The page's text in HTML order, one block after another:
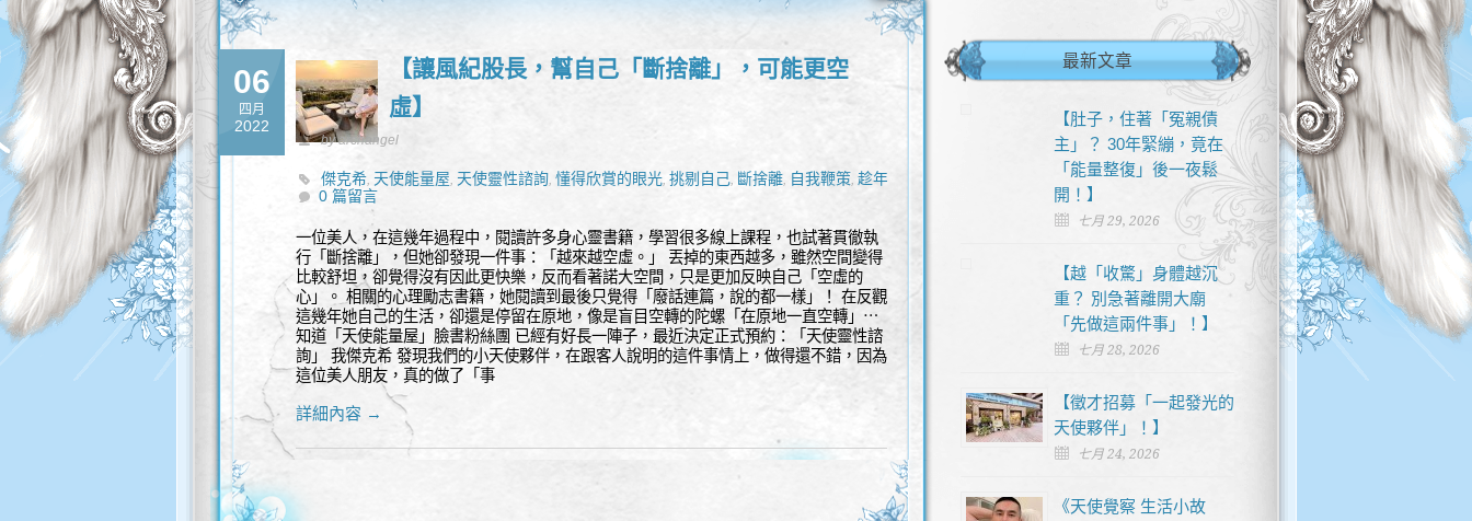
06
四月
2022
【讓風紀股長，幫自己「斷捨離」，可能更空
虛】
by archangel
傑克希, 天使能量屋, 天使靈性諮詢, 懂得欣賞的眼光, 挑剔自己, 斷捨離, 自我鞭策, 趁年輕
要努力,逼自己前進
0 篇留言
一位美人，在這幾年過程中，閱讀許多身心靈書籍，學習很多線上課程，也試著貫徹執
行「斷捨離」，但她卻發現一件事：「越來越空虛。」 丟掉的東西越多，雖然空間變得
比較舒坦，卻覺得沒有因此更快樂，反而看著諾大空間，只是更加反映自己「空虛的
心」。 相關的心理勵志書籍，她閱讀到最後只覺得「廢話連篇，說的都一樣」！ 在反觀
這幾年她自己的生活，卻還是停留在原地，像是盲目空轉的陀螺「在原地一直空轉」⋯
知道「天使能量屋」臉書粉絲團 已經有好長一陣子，最近決定正式預約：「天使靈性諮
詢」 我傑克希 發現我們的小天使夥伴，在跟客人說明的這件事情上，做得還不錯，因為
這位美人朋友，真的做了「事
詳細內容 →
最新文章
【肚子，住著「冤親債
主」？ 30年緊繃，竟在
「能量整復」後一夜鬆
開！】
七月 29, 2026
【越「收驚」身體越沉
重？ 別急著離開大廟
「先做這兩件事」！】
七月 28, 2026
【徵才招募「一起發光的
天使夥伴」！】
七月 24, 2026
《天使覺察 生活小故